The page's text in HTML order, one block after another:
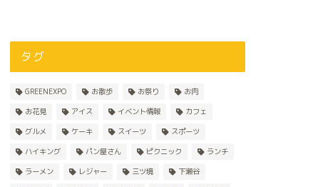
タグ
GREENEXPO お散歩 お祭り
お肉
お花見
アイス イベント情報
カフェ
グルメ
ケーキ スイーツ
スポーツ
ハイキング
パン屋さん ピクニック
ランチ
ラーメン
レジャー 三ツ境
下瀬谷